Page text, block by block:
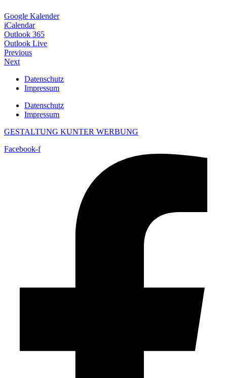
Google Kalender
iCalendar
Outlook 365
Outlook Live
Previous
Next
Datenschutz
Impressum
Datenschutz
Impressum
GESTALTUNG KUNTER WERBUNG
Facebook-f